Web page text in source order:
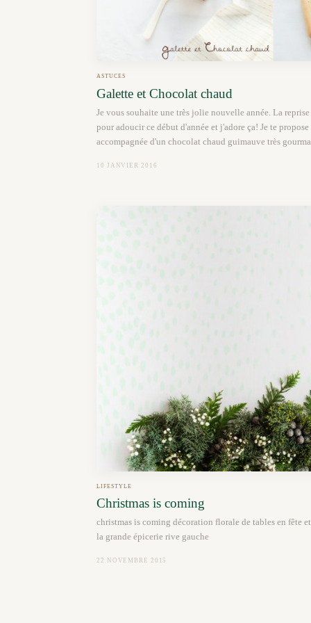
ASTUCES
Galette et Chocolat chaud
Je vous souhaite une très jolie nouvelle année. La
pour adoucir ce début d'année et j'adore ça! Je te
accompagnée d'un chocolat chaud guimauve très
10 JANVIER 2016
LIFESTYLE
Christmas is coming
christmas is coming décoration florale de tables en fête
la grande épicerie rive gauche
22 NOVEMBRE 2015